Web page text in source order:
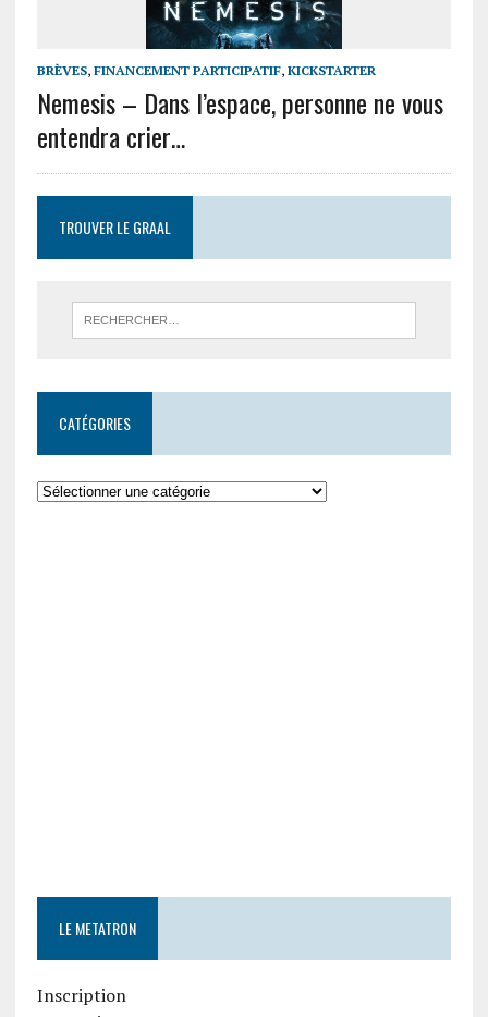
BRÈVES, FINANCEMENT PARTICIPATIF, KICKSTARTER
Nemesis – Dans l’espace, personne ne vous
entendra crier…
TROUVER LE GRAAL
CATÉGORIES
LE METATRON
Inscription